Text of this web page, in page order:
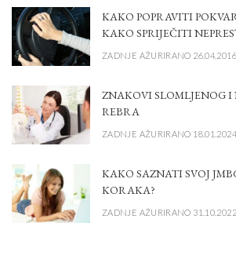
KAKO POPRAVITI
KAKO SPRIJEČITI
ZADNJE AŽURIRANO 26.04.2016.
ZNAKOVI SLOMLJENOG
REBRA
ZADNJE AŽURIRANO 18.01.2024.
KAKO SAZNATI SVOJ
KORAKA?
ZADNJE AŽURIRANO 31.10.2022.